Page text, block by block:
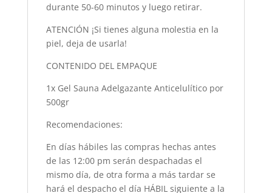
durante 50-60 minutos y luego retirar.
ATENCIÓN ¡Si tienes alguna molestia en la
piel, deja de usarla!
CONTENIDO DEL EMPAQUE
1x Gel Sauna Adelgazante Anticelulítico por
500gr
Recomendaciones:
En días hábiles las compras hechas antes
de las 12:00 pm serán despachadas el
mismo día, de otra forma a más tardar se
hará el despacho el día HÁBIL siguiente a la